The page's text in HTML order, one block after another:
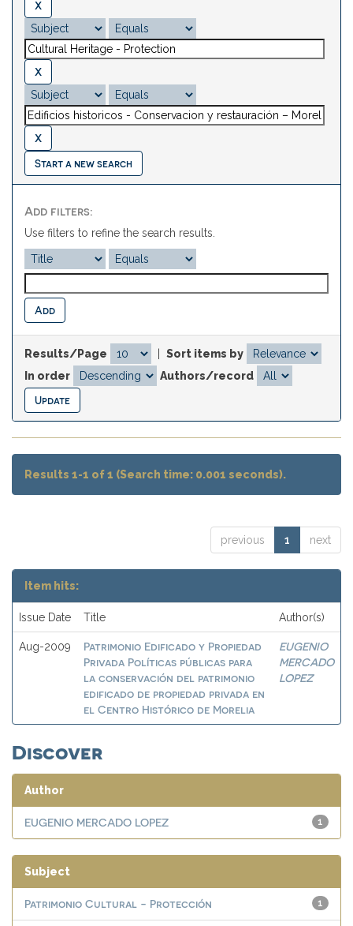
Start a new search
Add filters:
Use filters to refine the search results.
Results/Page
Sort items by
In order
Authors/record
Results 1-1 of 1 (Search time: 0.001 seconds).
previous 1 next
Item hits:
Issue Date Title Author(s)
Aug-2009
Patrimonio Edificado y Propiedad
Privada Políticas públicas para
la conservación del patrimonio
edificado de propiedad privada en
el Centro Histórico de Morelia
EUGENIO
MERCADO
LOPEZ
Discover
Author
1
EUGENIO MERCADO LOPEZ
Subject
1
Patrimonio Cultural - Protección